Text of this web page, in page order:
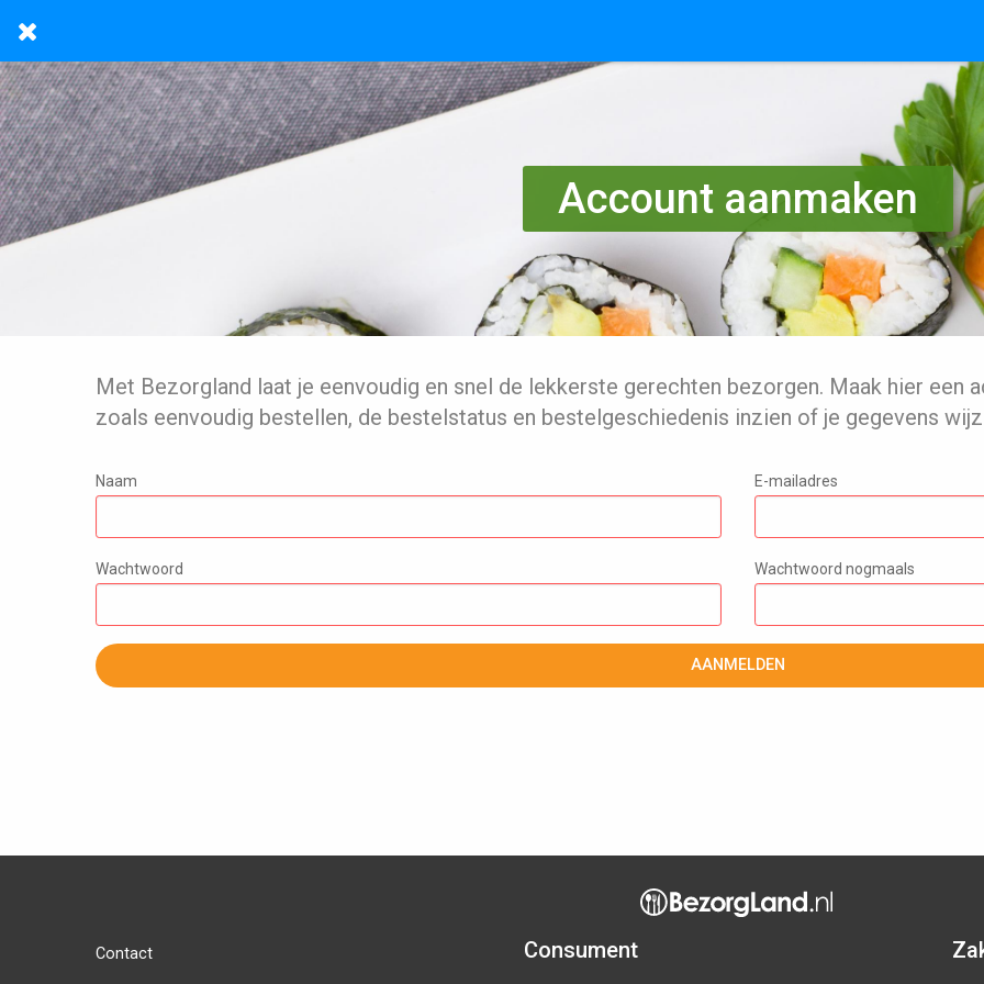
Account aanmaken
Met Bezorgland laat je eenvoudig en snel de lekkerste gerechten bezorgen. Maak hier een
zoals eenvoudig bestellen, de bestelstatus en bestelgeschiedenis inzien of je gegevens
Naam E-mailadres
Wachtwoord Wachtwoord nogmaals
AANMELDEN
Contact Consument